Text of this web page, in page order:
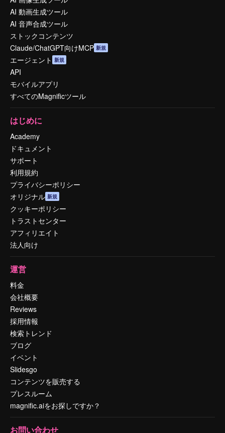
AI 動画生成ツール
AI 音声合成ツール
ストックコンテンツ
Claude/ChatGPT向けMCP 新規
エージェント 新規
API
モバイルアプリ
すべてのMagnificツール
はじめに
Academy
ドキュメント
サポート
利用規約
プライバシーポリシー
オリジナル 新規
クッキーポリシー
トラストセンター
アフィリエイト
法人向け
運営
料金
会社概要
Reviews
採用情報
検索トレンド
ブログ
イベント
Slidesgo
コンテンツを販売する
プレスルーム
magnific.aiをお探しですか？
お問い合わせ